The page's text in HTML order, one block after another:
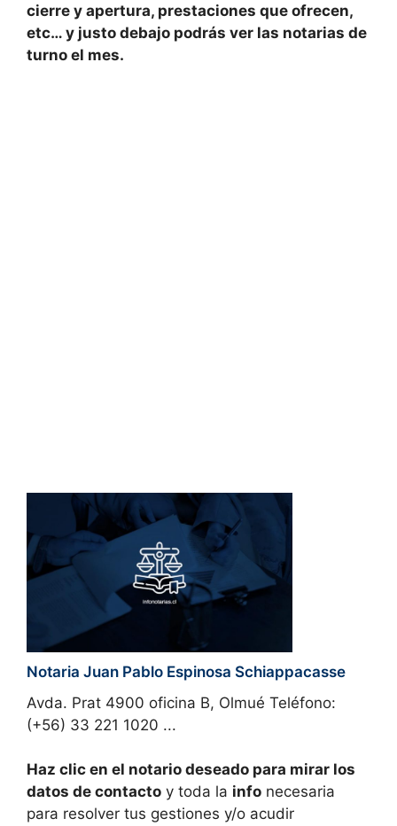
cierre y apertura, prestaciones que ofrecen,
etc… y justo debajo podrás ver las notarias de
turno el mes.
Notaria Juan Pablo Espinosa Schiappacasse
Avda. Prat 4900 oficina B, Olmué Teléfono:
(+56) 33 221 1020 ...
Haz clic en el notario deseado para mirar los
datos de contacto y toda la info necesaria
para resolver tus gestiones y/o acudir